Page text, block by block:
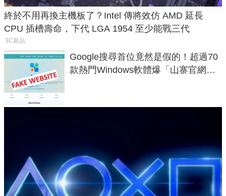
終於不用再換主機板了？Intel 傳將效仿 AMD 延長
CPU 插槽壽命，下代 LGA 1954 至少能戰三代
3C新品
Google搜尋首位竟然是假的！超過70
款熱門Windows軟體爆「山寨官網」